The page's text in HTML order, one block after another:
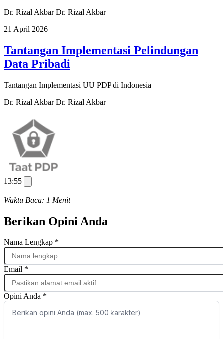
Dr. Rizal AkbarDr. Rizal Akbar
21 April 2026
Tantangan Implementasi Pelindungan
Data Pribadi
Tantangan Implementasi UU PDP di Indonesia
Dr. Rizal AkbarDr. Rizal Akbar
13:55
Waktu Baca: 1 Menit
Berikan Opini Anda
Nama Lengkap *
Email *
Opini Anda *